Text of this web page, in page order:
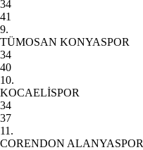
34
41
9.
TÜMOSAN KONYASPOR
34
40
10.
KOCAELİSPOR
34
37
11.
CORENDON ALANYASPOR